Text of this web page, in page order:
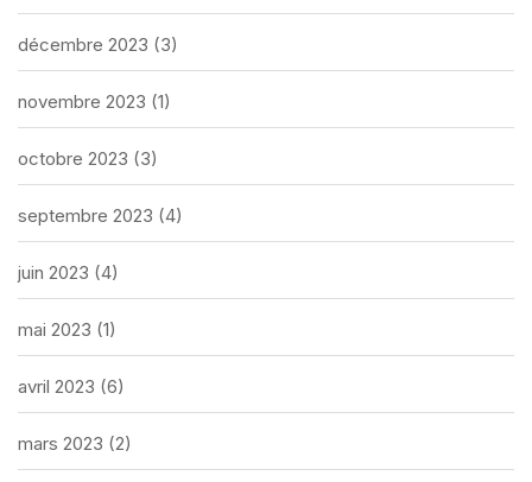
décembre 2023 (3)
novembre 2023 (1)
octobre 2023 (3)
septembre 2023 (4)
juin 2023 (4)
mai 2023 (1)
avril 2023 (6)
mars 2023 (2)